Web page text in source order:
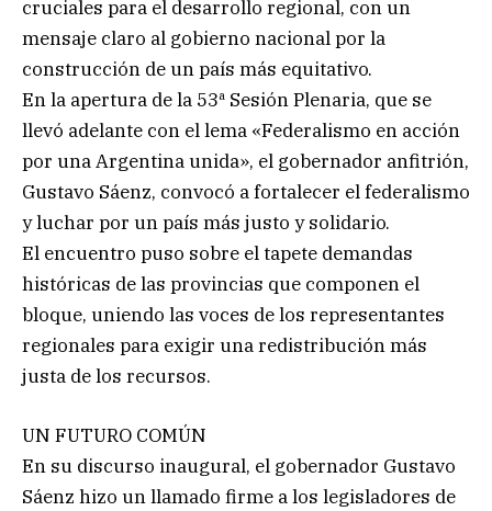
cruciales para el desarrollo regional, con un
mensaje claro al gobierno nacional por la
construcción de un país más equitativo.
En la apertura de la 53ª Sesión Plenaria, que se
llevó adelante con el lema «Federalismo en acción
por una Argentina unida», el gobernador anfitrión,
Gustavo Sáenz, convocó a fortalecer el federalismo
y luchar por un país más justo y solidario.
El encuentro puso sobre el tapete demandas
históricas de las provincias que componen el
bloque, uniendo las voces de los representantes
regionales para exigir una redistribución más
justa de los recursos.
UN FUTURO COMÚN
En su discurso inaugural, el gobernador Gustavo
Sáenz hizo un llamado firme a los legisladores de